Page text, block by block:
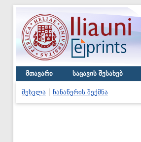
მთავარი საცავის შესახებ
შესვლა ჩანაწერის შექმნა